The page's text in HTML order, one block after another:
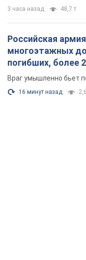
3 часа назад 48,7 т.
Российская
многоэтажных
погибших, более
Враг умышленно бьет
16 минут назад